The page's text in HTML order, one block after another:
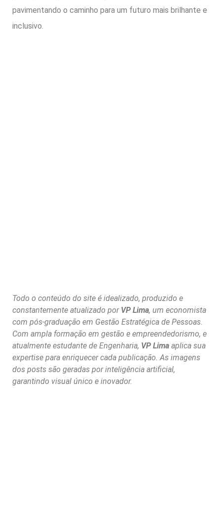
pavimentando o caminho para um futuro mais brilhante e
inclusivo.
Todo o conteúdo do site é idealizado, produzido e
constantemente atualizado por VP Lima, um economista
com pós-graduação em Gestão Estratégica de Pessoas.
Com ampla formação em gestão e empreendedorismo, e
atualmente estudante de Engenharia, VP Lima aplica sua
expertise para enriquecer cada publicação. As imagens
dos posts são geradas por inteligência artificial,
garantindo visual único e inovador.